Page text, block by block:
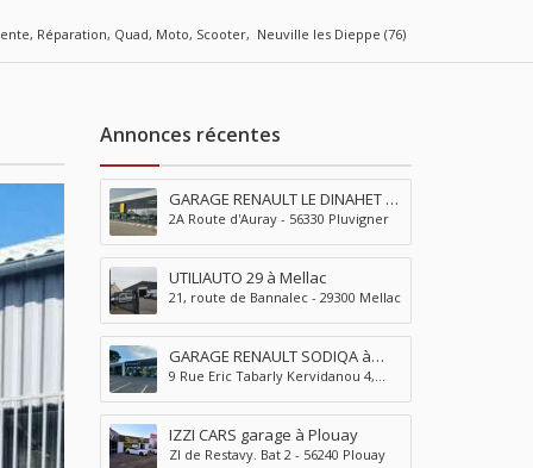
Réparation, Quad, Moto, Scooter,  Neuville les Dieppe (76)
Annonces récentes
GARAGE RENAULT LE DINAHET à
Pluvigner
2A Route d'Auray - 56330 Pluvigner
UTILIAUTO 29 à Mellac
21, route de Bannalec - 29300 Mellac
GARAGE RENAULT SODIQA à
Quimperlé
9 Rue Eric Tabarly Kervidanou 4,
IZZI CARS garage à Plouay
ZI de Restavy. Bat 2 - 56240 Plouay